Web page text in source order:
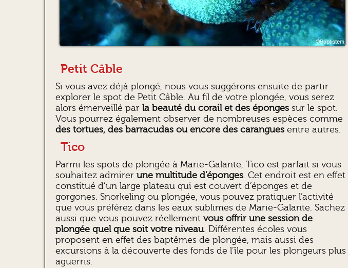
Petit Câble
Si vous avez déjà plongé, nous vous suggérons ensuite de partir
explorer le spot de Petit Câble. Au fil de votre plongée, vous serez
alors émerveillé par la beauté du corail et des éponges sur le spot.
Vous pourrez également observer de nombreuses espèces comme
des tortues, des barracudas ou encore des carangues entre autres.
Tico
Parmi les spots de plongée à Marie-Galante, Tico est parfait si vous
souhaitez admirer une multitude d’éponges. Cet endroit est en effet
constitué d’un large plateau qui est couvert d’éponges et de
gorgones. Snorkeling ou plongée, vous pouvez pratiquer l’activité
que vous préférez dans les eaux sublimes de Marie-Galante. Sachez
aussi que vous pouvez réellement vous offrir une session de
plongée quel que soit votre niveau. Différentes écoles vous
proposent en effet des baptêmes de plongée, mais aussi des
excursions à la découverte des fonds de l’île pour les plongeurs plus
aguerris.